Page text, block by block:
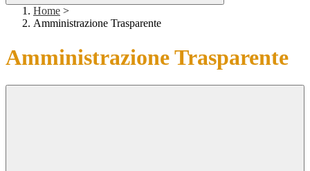
Home >
Amministrazione Trasparente
Amministrazione Trasparente